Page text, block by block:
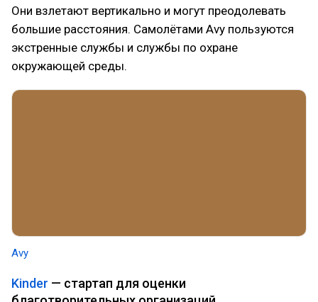
Они взлетают вертикально и могут преодолевать
большие расстояния. Самолётами Avy пользуются
экстренные службы и службы по охране
окружающей среды.
Avy
Kinder — стартап для оценки